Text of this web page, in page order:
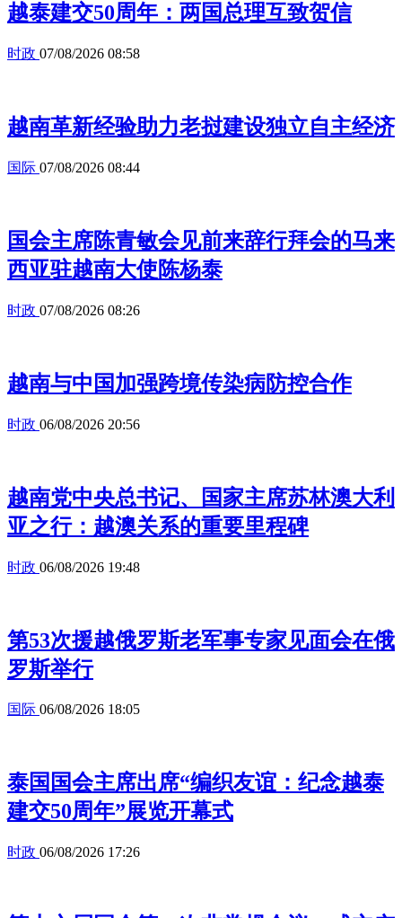
越泰建交50周年：两国总理互致贺信
时政 07/08/2026 08:58
越南革新经验助力老挝建设独立自主经济
国际 07/08/2026 08:44
国会主席陈青敏会见前来辞行拜会的马来
西亚驻越南大使陈杨泰
时政 07/08/2026 08:26
越南与中国加强跨境传染病防控合作
时政 06/08/2026 20:56
越南党中央总书记、国家主席苏林澳大利
亚之行：越澳关系的重要里程碑
时政 06/08/2026 19:48
第53次援越俄罗斯老军事专家见面会在俄
罗斯举行
国际 06/08/2026 18:05
泰国国会主席出席“编织友谊：纪念越泰
建交50周年”展览开幕式
时政 06/08/2026 17:26